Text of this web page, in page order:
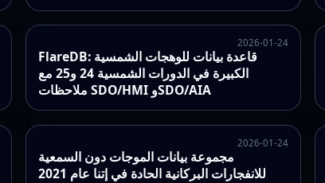
2026-01-24
FlareDB: قاعدة بيانات للوهجات الشمسية
الكبيرة في الدورات الشمسية 24 و25 مع
ملاحظات SDO/HMI وSDO/AIA
2026-01-24
مجموعة بيانات الموجات دون السمعية
للانفجارات البركانية الحادة في إتنا عام 2021